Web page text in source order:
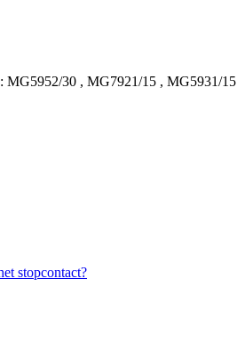
MG5952/30 , MG7921/15 , MG5931/15
stopcontact?